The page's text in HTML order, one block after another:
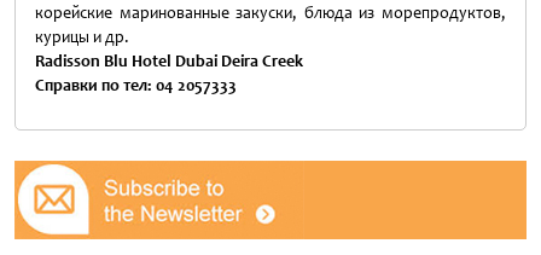
корейские маринованные закуски, блюда из морепродуктов,
курицы и др.
Radisson Blu Hotel Dubai Deira Creek
Справки по тел: 04 2057333